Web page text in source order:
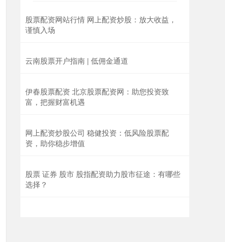
股票配资网站行情 网上配资炒股：放大收益，
谨慎入场
云南股票开户指南 | 低佣金通道
伊春股票配资 北京股票配资网：助您投资致
富，把握财富机遇
网上配资炒股公司 稳健投资：低风险股票配
资，助你稳步增值
股票 证券 股市 股指配资助力股市征途：有哪些
选择？